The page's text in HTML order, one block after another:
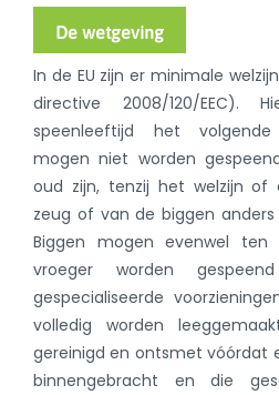
De wetgeving
In de EU zijn er minimale
directive 2008/120/EEC).
speenleeftijd het volgende
mogen niet worden
oud zijn, tenzij het welzijn of
zeug of van de biggen
Biggen mogen evenwel ten
vroeger worden
gespecialiseerde
volledig worden
gereinigd en ontsmet vóórdat
binnengebracht en die